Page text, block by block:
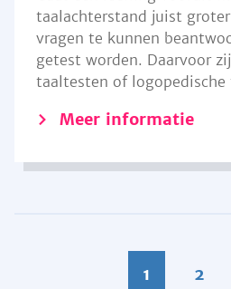
taalachterstand juist
vragen te kunnen
getest worden. Daarvoor
taaltesten of logopedische
Meer informatie
1 2